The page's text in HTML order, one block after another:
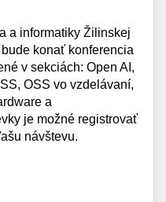
a informatiky Žilinskej
konať konferencia
v sekciách: Open AI,
OSS vo vzdelávaní,
a
je možné registrovať
návštevu.